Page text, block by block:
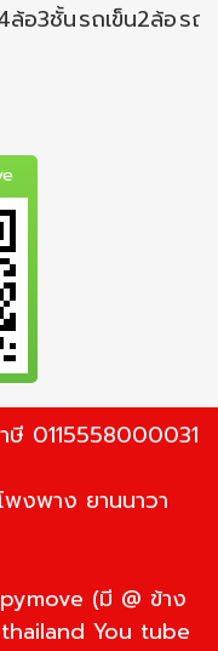
ล้อ3ชั้นรถเข็น2ล้อรถ
ษี 0115558000031
งพาง ยานนาวา
(มี @ ข้าง
You tube